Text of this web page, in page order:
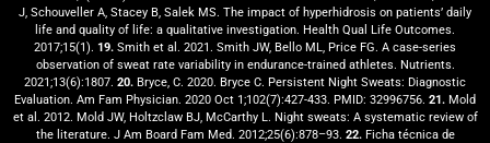
J, Schouveller A, Stacey B, Salek MS. The impact of hyperhidrosis on patients’ daily
life and quality of life: a qualitative investigation. Health Qual Life Outcomes.
2017;15(1). 19. Smith et al. 2021. Smith JW, Bello ML, Price FG. A case-series
observation of sweat rate variability in endurance-trained athletes. Nutrients.
2021;13(6):1807. 20. Bryce, C. 2020. Bryce C. Persistent Night Sweats: Diagnostic
Evaluation. Am Fam Physician. 2020 Oct 1;102(7):427-433. PMID: 32996756. 21. Mold
et al. 2012. Mold JW, Holtzclaw BJ, McCarthy L. Night sweats: A systematic review of
the literature. J Am Board Fam Med. 2012;25(6):878–93. 22.Ficha técnica de